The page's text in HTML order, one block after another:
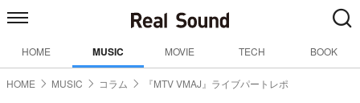
HOME MUSIC MOVIE TECH BOOK
HOME MUSIC コラム 『MTV VMAJ』ライブパートレポ